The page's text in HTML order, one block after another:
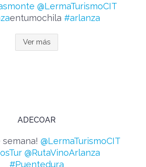
@LermaTurismoCIT
entumochila #arlanza
Ver más
ADECOAR
semana! @LermaTurismoCIT
@RutaVinoArlanza
#Puentedura